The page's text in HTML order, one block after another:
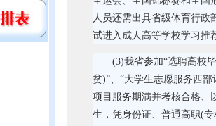
人员还需出具省级体育行政
试进入成人高等学校学习推
(3)我省参加“选聘高校
贫)”、“大学生志愿服务西
项目服务期满并考核合格、
生，凭身份证、普通高职(